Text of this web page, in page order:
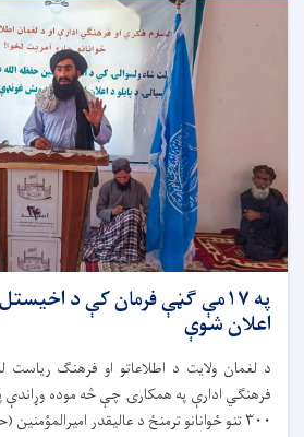
په ۱۷مې ګڼې فرمان کې د
اعلان شوې
د لغمان ولایت د اطلاعاتو او فرهنګ ریاست
فرهنګي ادارې په همکارۍ چې څه موده
۳۰۰ تنو ځوانانو ترمنځ د عالیقدر امیرالمؤمنین (حفظه. . .